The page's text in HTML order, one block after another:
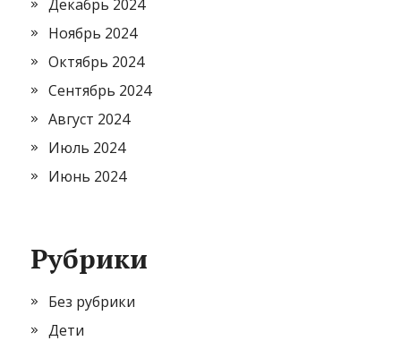
Декабрь 2024
Ноябрь 2024
Октябрь 2024
Сентябрь 2024
Август 2024
Июль 2024
Июнь 2024
Рубрики
Без рубрики
Дети